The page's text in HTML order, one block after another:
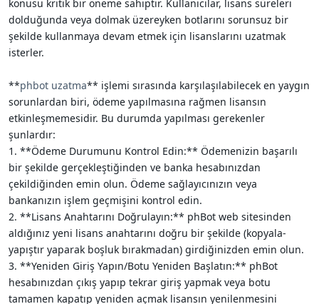
konusu kritik bir öneme sahiptir. Kullanıcılar, lisans süreleri
dolduğunda veya dolmak üzereyken botlarını sorunsuz bir
şekilde kullanmaya devam etmek için lisanslarını uzatmak
isterler.
**phbot uzatma** işlemi sırasında karşılaşılabilecek en yaygın
sorunlardan biri, ödeme yapılmasına rağmen lisansın
etkinleşmemesidir. Bu durumda yapılması gerekenler
şunlardır:
1. **Ödeme Durumunu Kontrol Edin:** Ödemenizin başarılı
bir şekilde gerçekleştiğinden ve banka hesabınızdan
çekildiğinden emin olun. Ödeme sağlayıcınızın veya
bankanızın işlem geçmişini kontrol edin.
2. **Lisans Anahtarını Doğrulayın:** phBot web sitesinden
aldığınız yeni lisans anahtarını doğru bir şekilde (kopyala-
yapıştır yaparak boşluk bırakmadan) girdiğinizden emin olun.
3. **Yeniden Giriş Yapın/Botu Yeniden Başlatın:** phBot
hesabınızdan çıkış yapıp tekrar giriş yapmak veya botu
tamamen kapatıp yeniden açmak lisansın yenilenmesini